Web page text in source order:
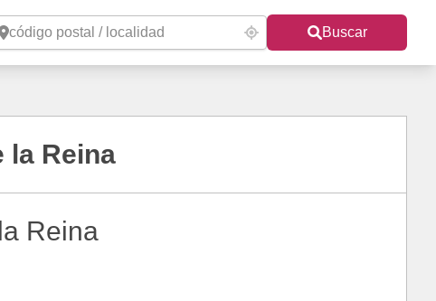
Buscar
la Reina
Reina